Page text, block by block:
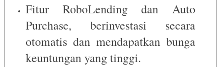
Fitur RoboLending dan Auto
Purchase, berinvestasi secara
otomatis dan mendapatkan bunga
keuntungan yang tinggi.